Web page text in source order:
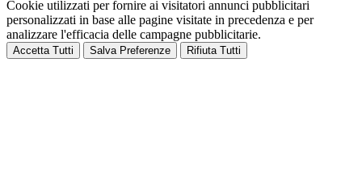
Cookie utilizzati per fornire ai visitatori annunci pubblicitari
personalizzati in base alle pagine visitate in precedenza e per
analizzare l'efficacia delle campagne pubblicitarie.
Accetta Tutti Salva Preferenze Rifiuta Tutti